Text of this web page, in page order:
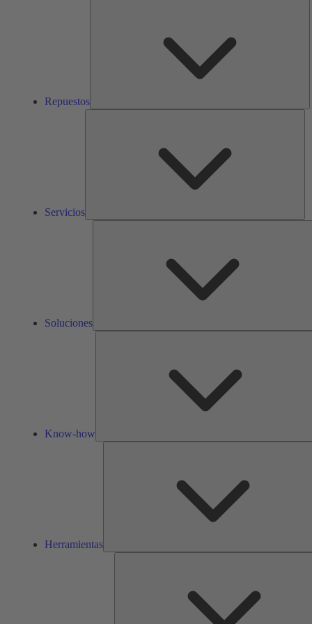
Repuestos
Servicios
Soluciones
Know-how
Herramientas